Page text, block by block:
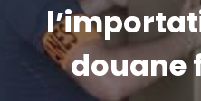
douane